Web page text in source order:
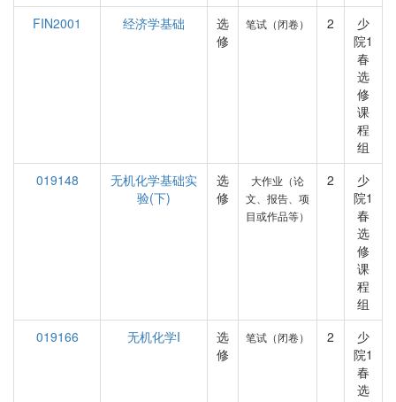
FIN2001
经济学基础
选
修
笔试（闭卷） 2
少
院1
春
选
修
课
程
组
019148
无机化学基础实
验(下)
选
修
大作业（论
文、报告、项
目或作品等）
2
少
院1
春
选
修
课
程
组
019166
无机化学I
选
修
笔试（闭卷） 2
少
院1
春
选